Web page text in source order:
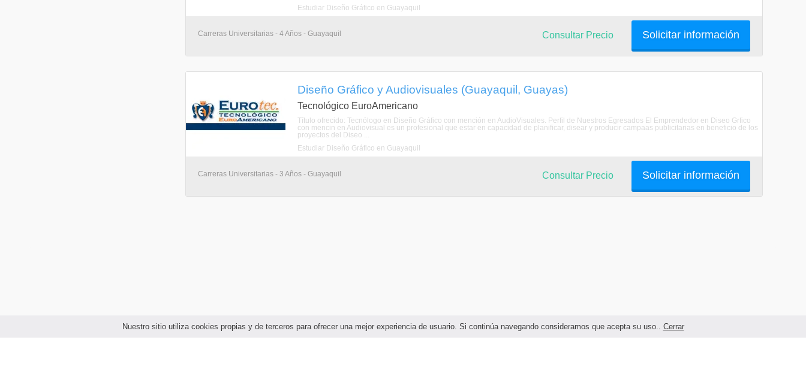
Nuestro sitio utiliza cookies propias y de terceros para ofrecer una mejor experiencia de usuario. Si continúa navegando consideramos que acepta su uso.. Cerrar
Estudiar Diseño Gráfico en Guayaquil
Carreras Universitarias - 4 Años - Guayaquil Solicitar información
Consultar Precio
Diseño Gráfico y Audiovisuales (Guayaquil, Guayas)
Tecnológico EuroAmericano
Título ofrecido: Tecnólogo en Diseño Gráfico con mención en AudioVisuales. Perfil de Nuestros Egresados El Emprendedor en Diseo Grfico
con mencin en Audiovisual es un profesional que estar en capacidad de planificar, disear y producir campaas publicitarias en beneficio de los
proyectos del Diseo ...
Estudiar Diseño Gráfico en Guayaquil
Carreras Universitarias - 3 Años - Guayaquil Solicitar información
Consultar Precio